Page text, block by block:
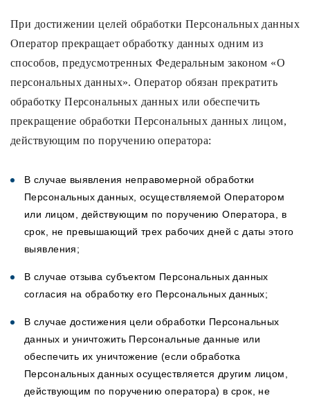
При достижении целей обработки Персональных данных
Оператор прекращает обработку данных одним из
способов, предусмотренных Федеральным законом «О
персональных данных». Оператор обязан прекратить
обработку Персональных данных или обеспечить
прекращение обработки Персональных данных лицом,
действующим по поручению оператора:
В случае выявления неправомерной обработки
Персональных данных, осуществляемой Оператором
или лицом, действующим по поручению Оператора, в
срок, не превышающий трех рабочих дней с даты этого
выявления;
В случае отзыва субъектом Персональных данных
согласия на обработку его Персональных данных;
В случае достижения цели обработки Персональных
данных и уничтожить Персональные данные или
обеспечить их уничтожение (если обработка
Персональных данных осуществляется другим лицом,
действующим по поручению оператора) в срок, не